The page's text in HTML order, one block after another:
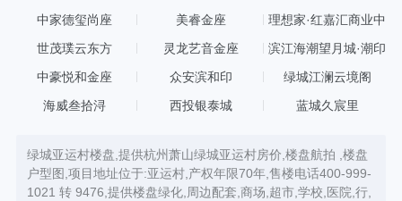
中家德玺尚座 美睿金座
理想家·红嘉汇商业中
世茂璞云东方 灵龙艺音金座 滨江海潮望月城·潮印
中豪悦和金座 众安滨和印 绿城江澜云境阁
海威叁拾浔 西投银泰城 蓝城久宸里
绿城亚运村楼盘,提供杭州萧山绿城亚运村房价,楼盘航拍 ,楼盘
户型图,项目地址位于:亚运村,产权年限70年,售楼电话400-999-
1021 转 9476,提供楼盘绿化,周边配套,商场,超市,学校,医院,行,